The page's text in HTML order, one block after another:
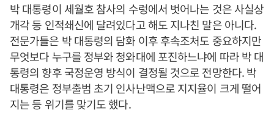
박 대통령이 세월호 참사의 수렁에서 벗어나는 것은 사실상
개각 등 인적쇄신에 달려있다고 해도 지나친 말은 아니다.
전문가들은 박 대통령의 담화 이후 후속조처도 중요하지만
무엇보다 누구를 정부와 청와대에 포진하느냐에 따라 박 대
통령의 향후 국정운영 방식이 결정될 것으로 전망한다. 박
대통령은 정부출범 초기 인사난맥으로 지지율이 크게 떨어
지는 등 위기를 맞기도 했다.